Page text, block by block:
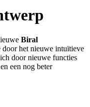
Biral
door het nieuwe intuïtieve
door nieuwe functies
een nog beter